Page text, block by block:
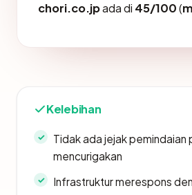
chori.co.jpada di 45/100(
Kelebihan
Tidak ada jejak pemindaian
mencurigakan
Infrastruktur merespons